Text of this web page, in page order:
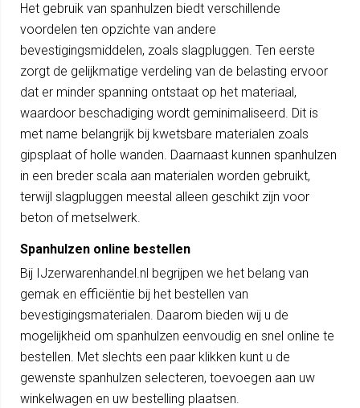
Het gebruik van spanhulzen biedt verschillende
voordelen ten opzichte van andere
bevestigingsmiddelen, zoals slagpluggen. Ten eerste
zorgt de gelijkmatige verdeling van de belasting ervoor
dat er minder spanning ontstaat op het materiaal,
waardoor beschadiging wordt geminimaliseerd. Dit is
met name belangrijk bij kwetsbare materialen zoals
gipsplaat of holle wanden. Daarnaast kunnen spanhulzen
in een breder scala aan materialen worden gebruikt,
terwijl slagpluggen meestal alleen geschikt zijn voor
beton of metselwerk.
Spanhulzen online bestellen
Bij IJzerwarenhandel.nl begrijpen we het belang van
gemak en efficiëntie bij het bestellen van
bevestigingsmaterialen. Daarom bieden wij u de
mogelijkheid om spanhulzen eenvoudig en snel online te
bestellen. Met slechts een paar klikken kunt u de
gewenste spanhulzen selecteren, toevoegen aan uw
winkelwagen en uw bestelling plaatsen.